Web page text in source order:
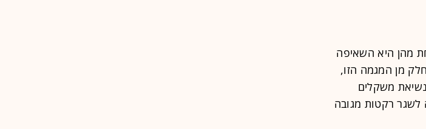
מהן היא השאיפה
מן המגמה הזו,
משקלים
לשגר רקטות מגובה